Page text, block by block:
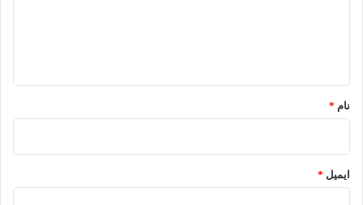
نام *
ایمیل *